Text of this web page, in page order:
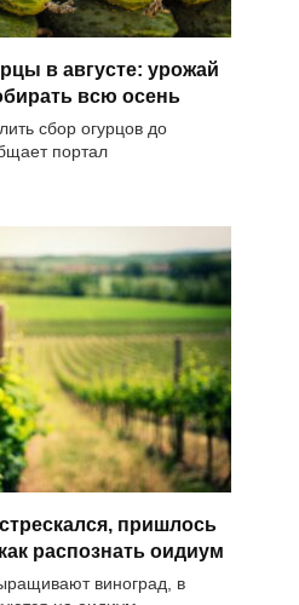
в августе: урожай
всю осень
сбор огурцов до
портал
пришлось
распознать оидиум
виноград, в